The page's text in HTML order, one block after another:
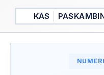
Pereiti
turinio
KAS